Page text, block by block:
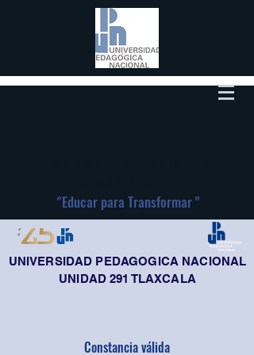
"Educar para Transformar "
UNIVERSIDAD PEDAGOGICA NACIONAL
UNIDAD 291 TLAXCALA
Constancia válida